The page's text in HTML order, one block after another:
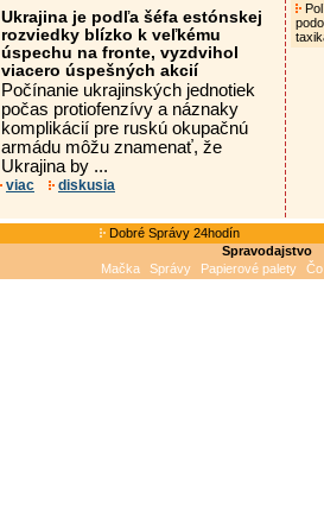
Ukrajina je podľa šéfa estónskej
rozviedky blízko k veľkému
úspechu na fronte, vyzdvihol
viacero úspešných akcií
Počínanie ukrajinských jednotiek
počas protiofenzívy a náznaky
komplikácií pre ruskú okupačnú
armádu môžu znamenať, že
Ukrajina by ...
viac diskusia
Dobré Správy 24hodín
Spravodajstvo
Mačka
Správy Papierové palety